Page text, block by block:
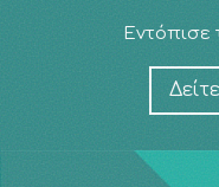
Εντόπισε